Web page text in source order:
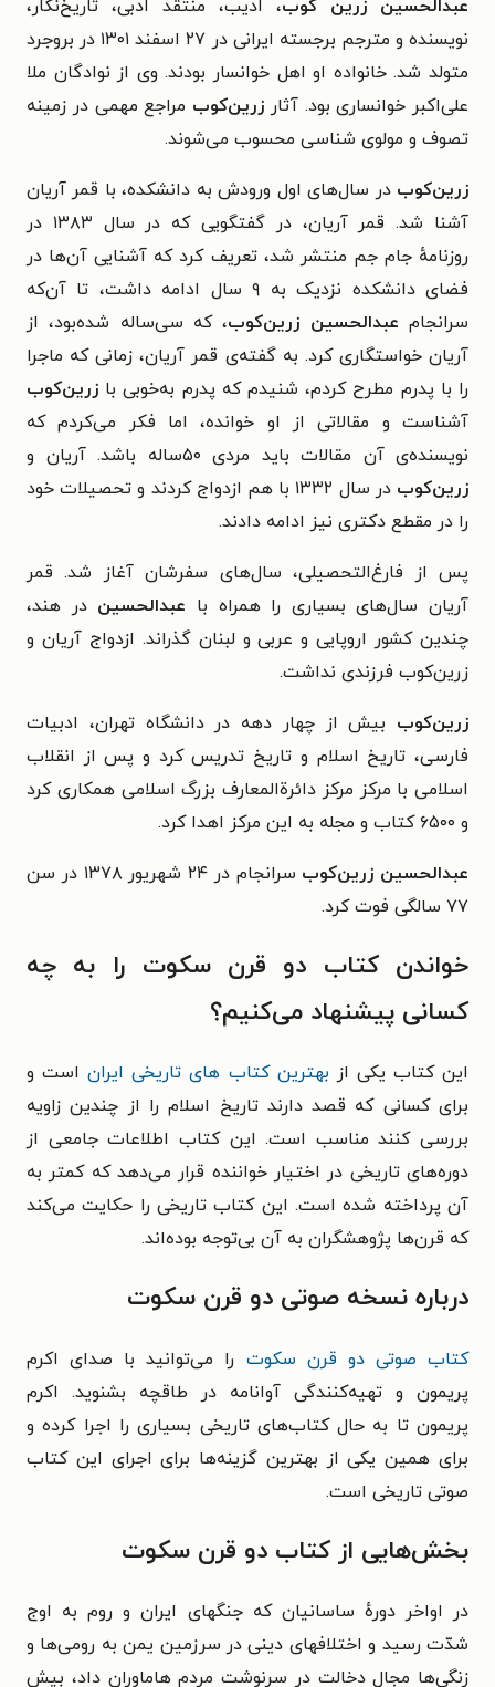
عبدالحسین زرین کوب، ادیب، منتقد ادبی، تاریخ‌نگار،
نویسنده و مترجم برجسته ایرانی در ۲۷ اسفند ۱۳۰۱ در بروجرد
متولد شد. خانواده او اهل خوانسار بودند. وی از نوادگان ملا
علی‌اکبر خوانساری بود. آثار زرین‌کوب مراجع مهمی در زمینه
تصوف و مولوی شناسی محسوب می‌شوند.
زرین‌کوبدر سال‌های اول ورودش به دانشکده، با قمر آریان
آشنا شد. قمر آریان، در گفتگویی که در سال ۱۳۸۳ در
روزنامهٔ جام جم منتشر شد، تعریف کرد که آشنایی آن‌ها در
فضای دانشکده نزدیک به ۹ سال ادامه داشت، تا آن‌که
سرانجام عبدالحسین زرین‌کوب، که سی‌ساله شده‌بود، از
آریان خواستگاری کرد. به گفته‌‌ی قمر آریان، زمانی که ماجرا
را با پدرم مطرح کردم، شنیدم که پدرم به‌خوبی با زرین‌کوب
آشناست و مقالاتی از او خوانده، اما فکر می‌کردم که
نویسنده‌ی آن مقالات باید مردی ۵۰ساله باشد. آریان و
زرین‌کوب
در سال ۱۳۳۲ با هم ازدواج کردند و تحصیلات خود
را در مقطع دکتری نیز ادامه دادند.
پس از فارغ‌التحصیلی، سال‌های سفرشان آغاز شد. قمر
آریان سال‌های بسیاری را همراه با عبدالحسیندر هند،
چندین کشور اروپایی و عربی و لبنان گذراند. ازدواج آریان و
زرین‌کوب فرزندی نداشت.
زرین‌کوب بیش از چهار دهه در دانشگاه تهران، ادبیات
فارسی، تاریخ اسلام و تاریخ تدریس کرد و پس از انقلاب
اسلامی با مرکز مرکز دائرةالمعارف بزرگ اسلامی همکاری کرد
و ۶۵۰۰ کتاب و مجله به این مرکز اهدا کرد.
عبدالحسین زرین‌کوب
سرانجام در ۲۴ شهریور ۱۳۷۸ در سن
۷۷ سالگی فوت کرد.
خواندن کتاب دو قرن سکوت را به چه
کسانی پیشنهاد می‌کنیم؟
این کتاب یکی از بهترین کتاب های تاریخی ایراناست و
برای کسانی که قصد دارند تاریخ اسلام را از چندین زاویه
بررسی کنند مناسب است. این کتاب اطلاعات جامعی از
دوره‌های تاریخی در اختیار خواننده قرار می‌دهد که کمتر به
آن پرداخته شده است. این کتاب تاریخی را حکایت می‌کند
که قرن‌ها پژوهشگران به آن بی‌توجه بوده‌اند.
درباره نسخه صوتی دو قرن سکوت
کتاب صوتی دو قرن سکوت را می‌توانید با صدای اکرم
پریمون و تهیه‌کنندگی آوانامه در طاقچه بشنوید. اکرم
پریمون تا به حال کتاب‌های تاریخی بسیاری را اجرا کرده و
برای همین یکی از بهترین گزینه‌ها برای اجرای این کتاب
صوتی تاریخی است.
بخش‌هایی از کتاب دو قرن سکوت
در اواخر دورهٔ ساسانیان که جنگهای ایران و روم به اوج
شدّت رسید و اختلافهای دینی در سرزمین یمن به رومی‌ها و
زنگی‌ها مجال دخالت در سرنوشت مردم هاماوران داد، بیش